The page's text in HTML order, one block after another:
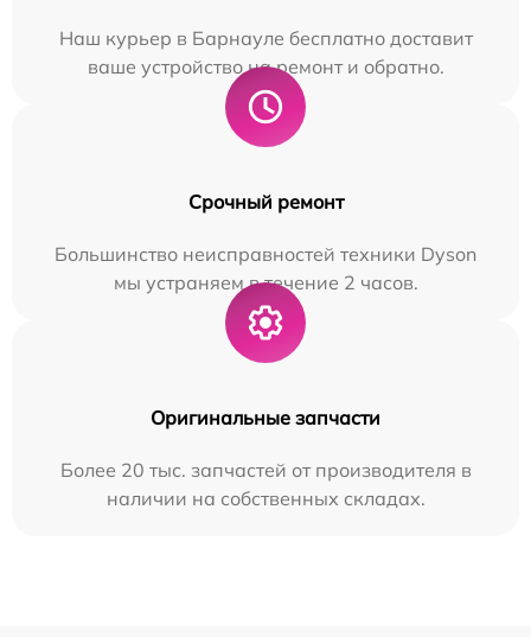
Наш курьер в Барнауле бесплатно доставит
ваше устройство на ремонт и обратно.
Срочный ремонт
Большинство неисправностей техники Dyson
мы устраняем в течение 2 часов.
Оригинальные запчасти
Более 20 тыс. запчастей от производителя в
наличии на собственных складах.